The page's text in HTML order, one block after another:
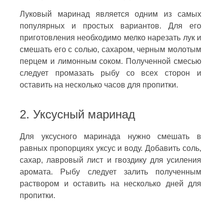
Луковый маринад является одним из самых
популярных и простых вариантов. Для его
приготовления необходимо мелко нарезать лук и
смешать его с солью, сахаром, черным молотым
перцем и лимонным соком. Полученной смесью
следует промазать рыбу со всех сторон и
оставить на несколько часов для пропитки.
2. Уксусный маринад
Для уксусного маринада нужно смешать в
равных пропорциях уксус и воду. Добавить соль,
сахар, лавровый лист и гвоздику для усиления
аромата. Рыбу следует залить полученным
раствором и оставить на несколько дней для
пропитки.